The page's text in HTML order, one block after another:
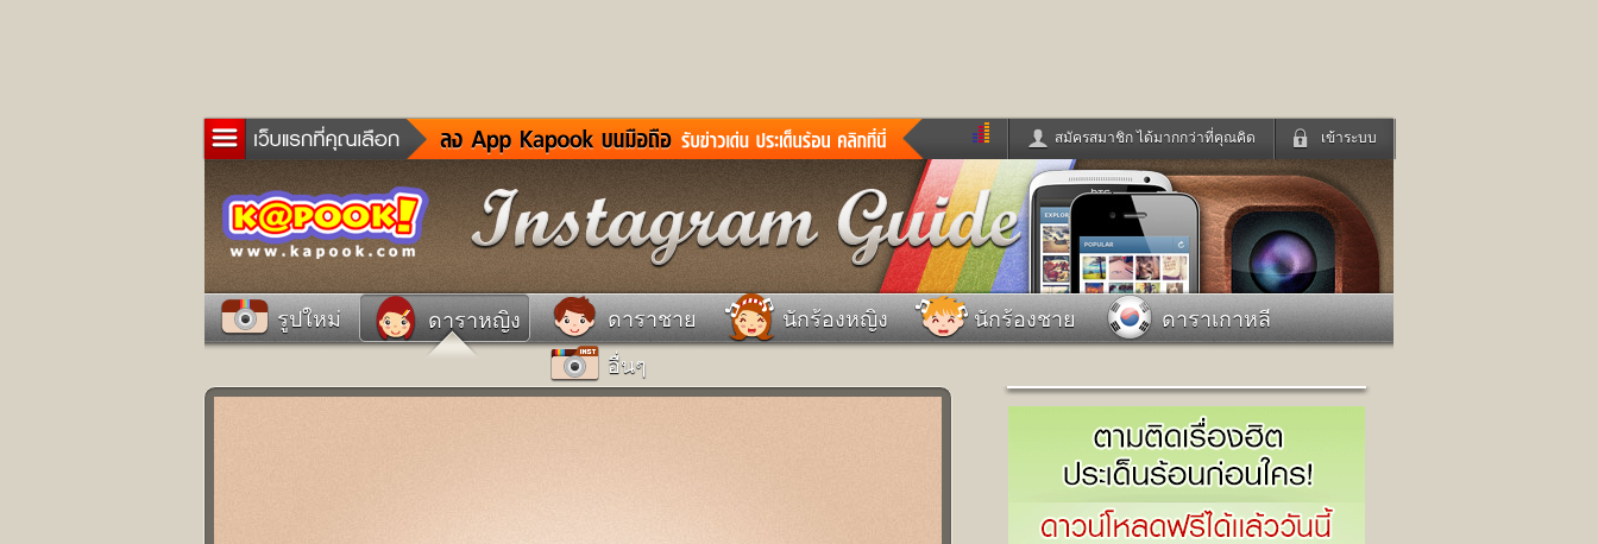
เข้าระบบ
สมัครสมาชิก ได้มากกว่าที่คุณคิด
ข่าวด่วน ข่าวสั้น ข่าวดารา
ดูทีวี
ละคร
หนังใหม่ ฟังเพลง
ฟังวิทยุออนไลน์
เกม
หมากรุกไทย แชทหมากฮอส
Glitter
แต่งงาน
แม่และเด็ก
ดูดวง
ทำนายฝัน สุขภาพ
สัตว์เลี้ยง
ผู้ชาย
ผลบอล บ้านและการตกแต่ง
ท่องเที่ยว
แวะชิมแวะพัก
dictionary
เช็คความเร็วเน็ต
Facebook
เข้าระบบด้วย User Kapook
Email
Password
เข้าระบบด้วย Facebook
รูปใหม่ ดาราหญิง ดาราชาย นักร้องหญิง นักร้องชาย
ดาราเกาหลี
อื่นๆ